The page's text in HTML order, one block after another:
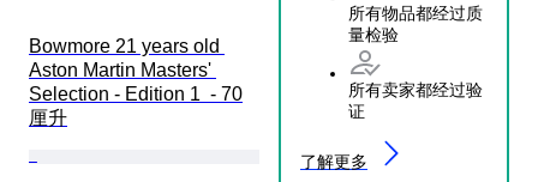
所有物品都经过质
量检验
所有卖家都经过验
证
了解更多
Bowmore 21 years old
Aston Martin Masters'
Selection - Edition 1  - 70
厘升